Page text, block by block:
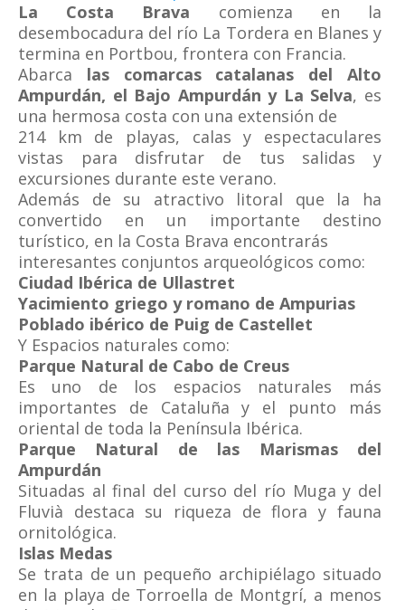
La Costa Brava comienza en la
desembocadura del río La Tordera en Blanes y
termina en Portbou, frontera con Francia.
Abarca las comarcas catalanas del Alto
Ampurdán, el Bajo Ampurdán y La Selva, es
una hermosa costa con una extensión de
214 km de playas, calas y espectaculares
vistas para disfrutar de tus salidas y
excursiones durante este verano.
Además de su atractivo litoral que la ha
convertido en un importante destino
turístico, en la Costa Brava encontrarás
interesantes conjuntos arqueológicos como:
Ciudad Ibérica de Ullastret
Yacimiento griego y romano de Ampurias
Poblado ibérico de Puig de Castellet
Y Espacios naturales como:
Parque Natural de Cabo de Creus
Es uno de los espacios naturales más
importantes de Cataluña y el punto más
oriental de toda la Península Ibérica.
Parque Natural de las Marismas del
Ampurdán
Situadas al final del curso del río Muga y del
Fluvià destaca su riqueza de flora y fauna
ornitológica.
Islas Medas
Se trata de un pequeño archipiélago situado
en la playa de Torroella de Montgrí, a menos